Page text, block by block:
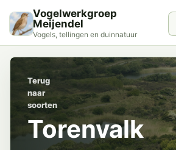
Vogelwerkgroep
Meijendel
Vogels, tellingen en duinnatuur
Terug
naar
soorten
Torenvalk